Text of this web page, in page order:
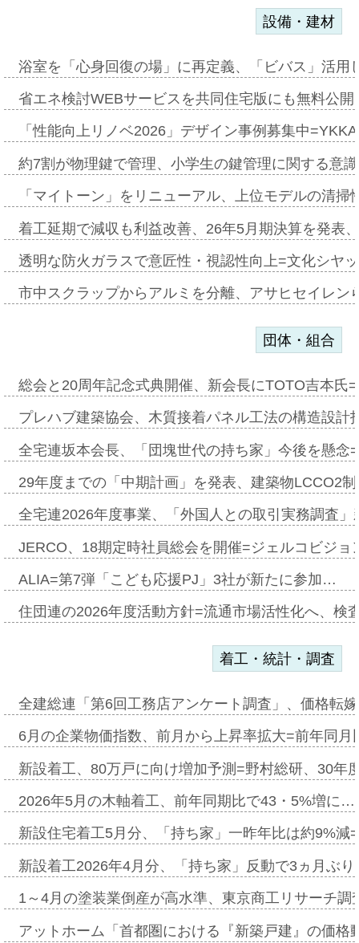
設備・建材
浴室を「心身回復の場」に再定義、「ビバス」活
省エネ検討WEBサービスを共同住宅版にも無料公
「性能向上リノベ2026」デザイン事例募集中
約7割が物理鍵で管理、小学生の鍵管理に関する意
「マイトーン」をリニューアル、上位モデルの清
着工延期で減収も利益改善、26年5月期決算を発表
透明な防火ガラスで意匠性・視認性向上=文化シヤ
市中スクラップからアルミを分離、アサヒセイレ
団体・組合
総会と20周年記念式典開催、新会長にTOTO吉本氏
プレハブ建築協会、木質接着パネル工法の構造設
全宅連坂本会長、「団塊世代の持ち家」今後を懸
29年度までの「中期計画」を発表、建築物LCCO2
全宅連2026年度事業、「外国人との取引実務調査
JERCO、18期定時社員総会を開催=ジェルコビジ
ALIA=第7弾「こども応援PJ」3社が新たに参加…
住団連の2026年度活動方針=流通市場活性化へ、検
着工・統計・調査
全建総連「第6回工務店アンケート調査」、価格転
6月の企業物価指数、前月から上昇率拡大=前年同
新設着工、80万戸に向け増加予測=野村総研、30年
2026年5月の木軸着工、前年同期比で43・5%増に…
新設住宅着工5月分、「持ち家」一昨年比は約9%
新設着工2026年4月分、「持ち家」反動で3ヵ月ぶ
1～4月の塗装業倒産が高水準、東京商工リサーチ
アットホーム「首都圏における『新築戸建』の価